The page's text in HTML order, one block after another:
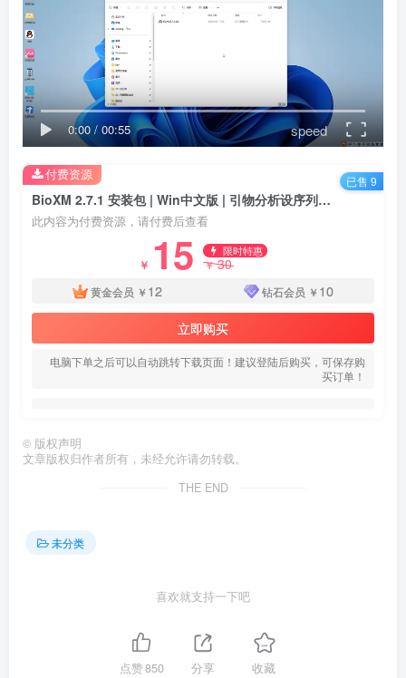
0:00/00:55 speed
BioXM 2.7.1 安装包 | Win中文版 | 引物分析设序列分析对比软件 | 下载链接+安装教程
此内容为付费资源，请付费后查看
￥ 15 限时特惠
￥30
黄金会员 ￥ 12 钻石会员 ￥ 10
立即购买
电脑下单之后可以自动跳转下载页面！建议登陆后购买，可保存购
买订单！
付费资源 已售 9
© 版权声明
文章版权归作者所有，未经允许请勿转载。
THE END
未分类
喜欢就支持一下吧
点赞850 分享 收藏